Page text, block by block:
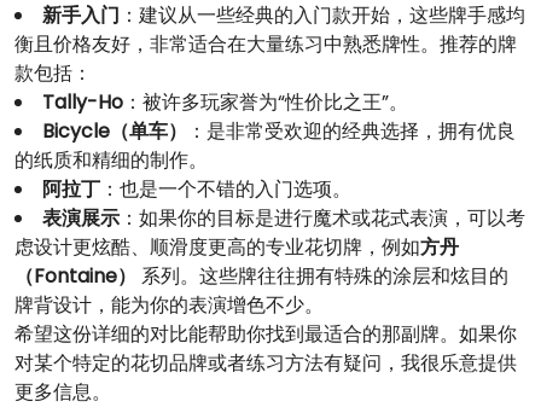
新手入门 ：建议从一些经典的入门款开始，这些牌手感均
衡且价格友好，非常适合在大量练习中熟悉牌性。推荐的牌
款包括：
Tally-Ho ：被许多玩家誉为“性价比之王”。
Bicycle（单车）
：是非常受欢迎的经典选择，拥有优良
的纸质和精细的制作。
阿拉丁 ：也是一个不错的入门选项。
表演展示 ：如果你的目标是进行魔术或花式表演，可以考
虑设计更炫酷、顺滑度更高的专业花切牌，例如方丹
（Fontaine） 系列。这些牌往往拥有特殊的涂层和炫目的
牌背设计，能为你的表演增色不少。
希望这份详细的对比能帮助你找到最适合的那副牌。如果你
对某个特定的花切品牌或者练习方法有疑问，我很乐意提供
更多信息。